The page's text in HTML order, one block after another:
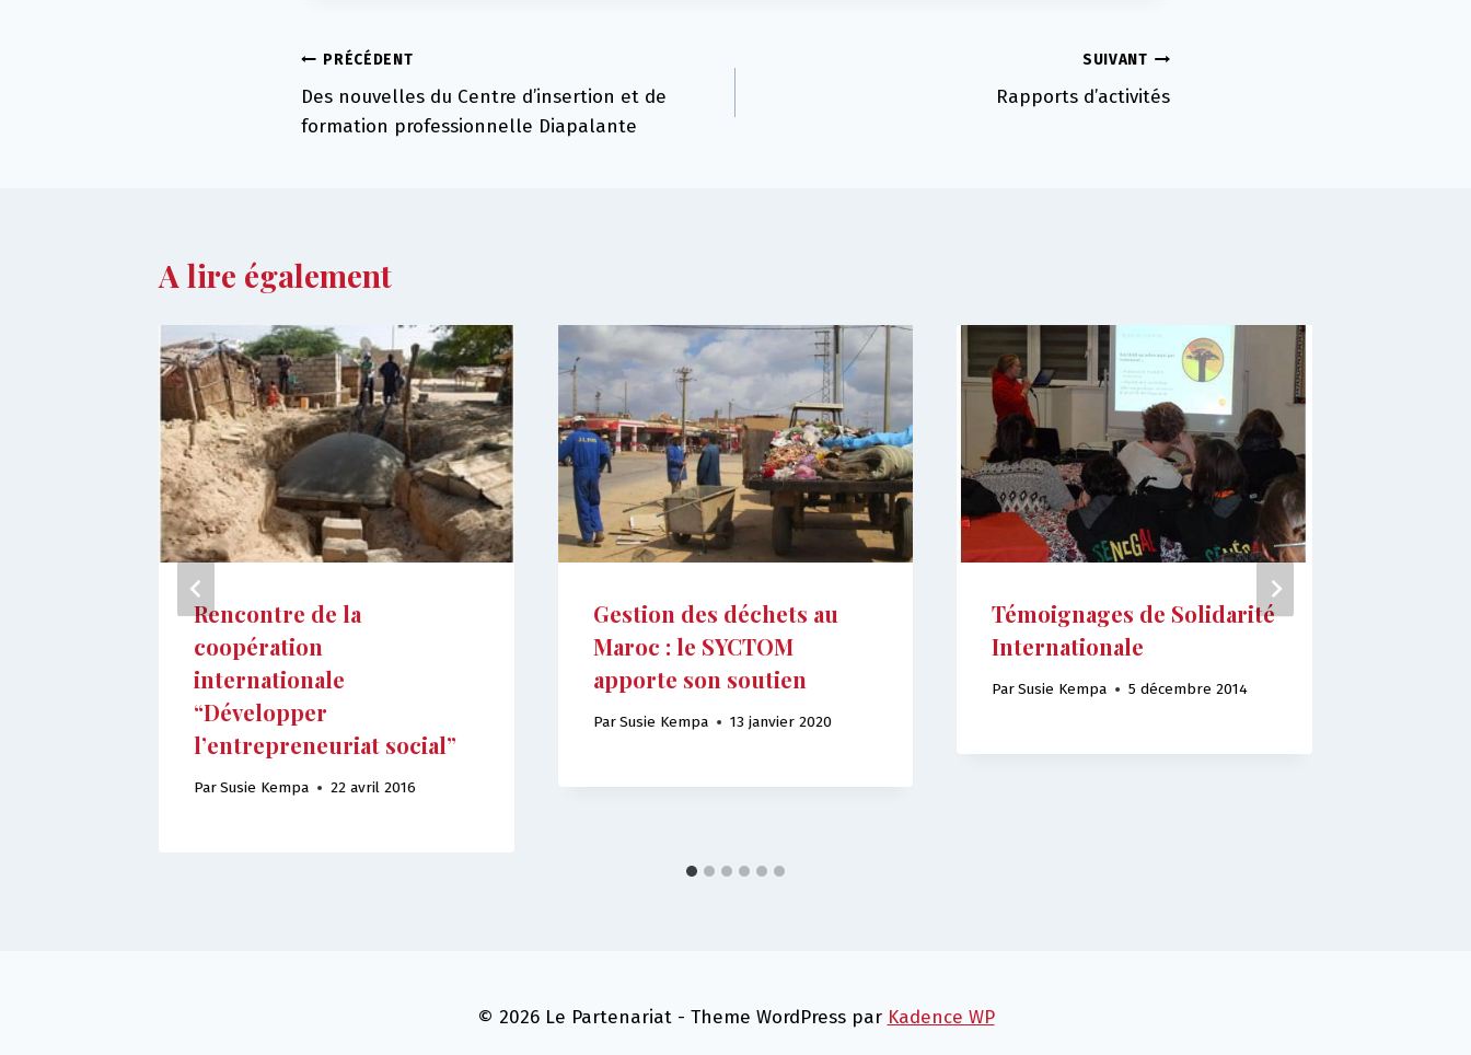
Navigation
de
PRÉCÉDENT
Des nouvelles du Centre d’insertion et de
formation professionnelle Diapalante
SUIVANT
Rapports d’activités
A lire également
Rencontre de la
coopération
internationale
“Développer
l’entrepreneuriat social”
ParSusie Kempa 22 avril 2016
Gestion des déchets au
Maroc : le SYCTOM
apporte son soutien
ParSusie Kempa 13 janvier 2020
Témoignages de Solidarité
Internationale
Par Susie Kempa 5 décembre 2014
© 2026 Le Partenariat - Theme WordPress par Kadence WP